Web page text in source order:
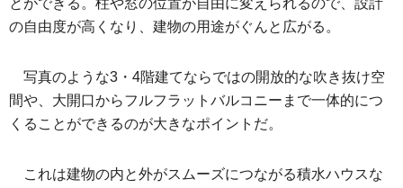
の自由度が高くなり、建物の用途がぐんと広がる。
写真のような3・4階建てならではの開放的な吹き抜け空
間や、大開口からフルフラットバルコニーまで一体的につ
くることができるのが大きなポイントだ。
これは建物の内と外がスムーズにつながる積水ハウスな